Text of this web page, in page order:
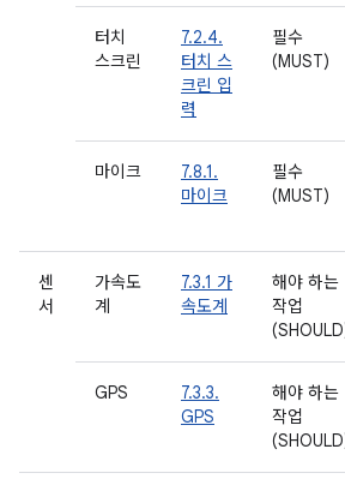
터치
스크린
7.2.4.
터치 스
크린 입
력
필수
(MUST)
마이크
7.8.1.
마이크
필수
(MUST)
센
서
가속도
계
7.3.1 가
속도계
해야 하는
작업
GPS
7.3.3.
GPS
해야 하는
작업